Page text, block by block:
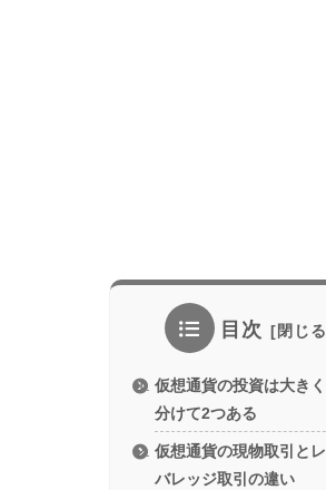
目次
仮想通貨の投資は大きく
分けて2つある
仮想通貨の現物取引とレ
バレッジ取引の違い